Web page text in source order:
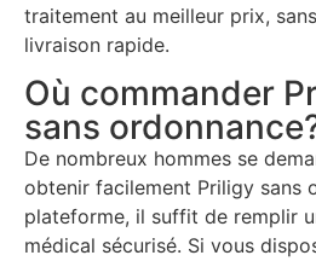
traitement au meilleur prix,
livraison rapide.
Où commander
sans
De nombreux hommes se
obtenir facilement Priligy sans
plateforme, il suffit de remplir
médical sécurisé. Si vous